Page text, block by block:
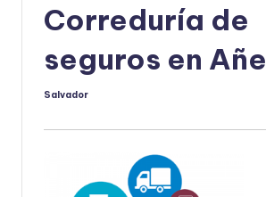
Correduría de
seguros en Añe
Publicado
Salvador